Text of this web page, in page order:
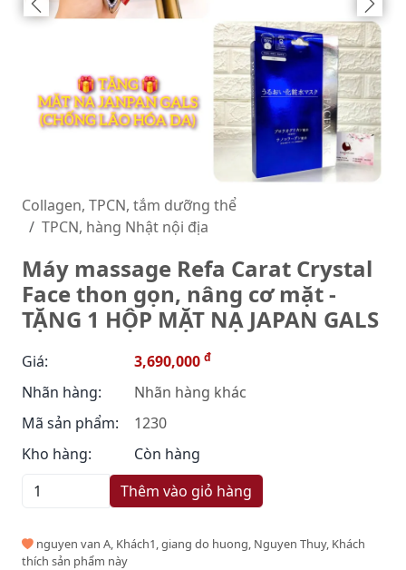
Collagen, TPCN, tắm dưỡng thể
TPCN, hàng Nhật nội địa
Máy massage Refa Carat Crystal
Face thon gọn, nâng cơ mặt -
TẶNG 1 HỘP MẶT NẠ JAPAN GALS
Giá: 3,690,000 đ
Nhãn hàng:
Nhãn hàng khác
Mã sản phẩm:
1230
Kho hàng:
Còn hàng
Thêm vào giỏ hàng
nguyen van A, Khách1, giang do huong, Nguyen Thuy, Khách
thích sản phẩm này